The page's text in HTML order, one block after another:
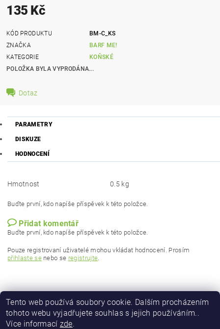
135 Kč
KÓD PRODUKTU
BM-C_KS
ZNAČKA
BARF ME!
KATEGORIE
KOŇSKÉ
POLOŽKA BYLA VYPRODÁNA...
Dotaz
PARAMETRY
DISKUZE
HODNOCENÍ
Hmotnost 0.5 kg
Buďte první, kdo napíše příspěvek k této položce.
Přidat komentář
Buďte první, kdo napíše příspěvek k této položce.
Pouze registrovaní uživatelé mohou vkládat hodnocení. Prosím
přihlaste senebo se registrujte.
Tento web používá soubory cookie. Dalším procházením
tohoto webu vyjadřujete souhlas s jejich používáním..
Více informací zde.